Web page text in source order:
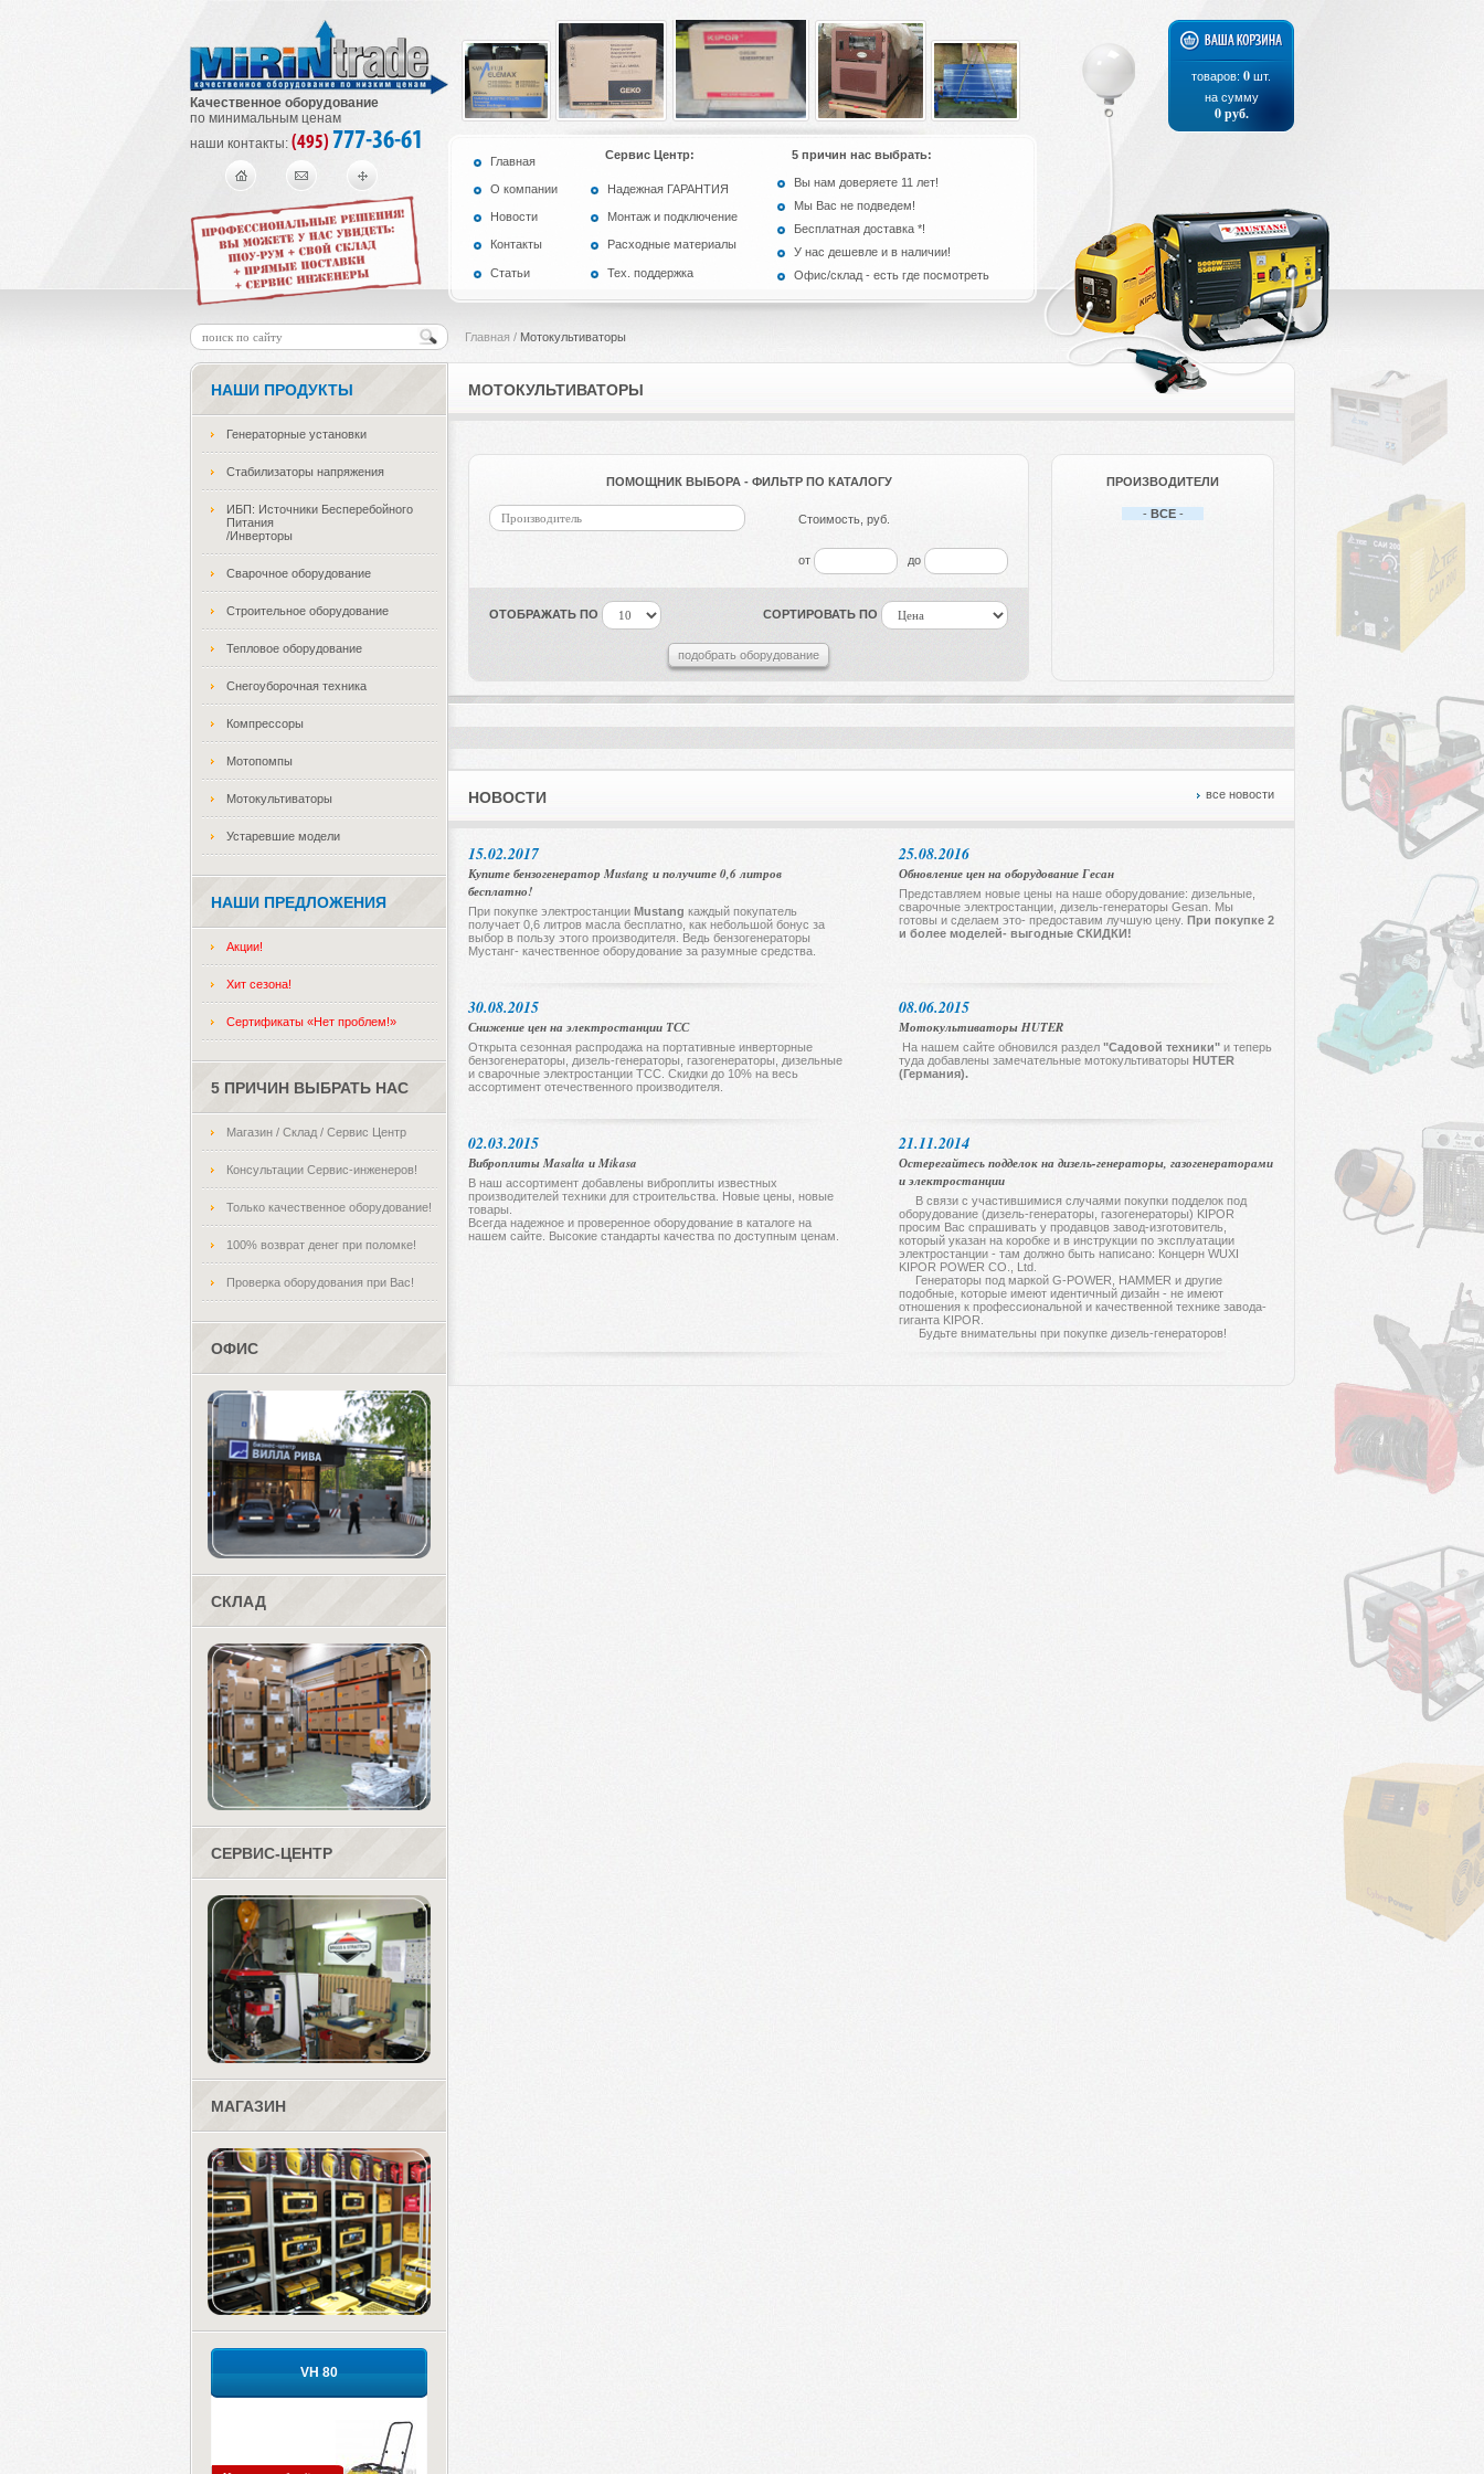
Качественное оборудование
по минимальным ценам
наши контакты: (495) 777-36-61
Главная
О компании
Новости
Контакты
Статьи
Сервис Центр:
Надежная ГАРАНТИЯ
Монтаж и подключение
Расходные материалы
Тех. поддержка
5 причин нас выбрать:
Вы нам доверяете 11 лет!
Мы Вас не подведем!
Бесплатная доставка *!
У нас дешевле и в наличии!
Офис/склад - есть где посмотреть
товаров: 0 шт.
на сумму
0руб.
Главная / Мотокультиваторы
НАШИ ПРОДУКТЫ
Генераторные установки
Стабилизаторы напряжения
ИБП: Источники Бесперебойного
Питания
/Инверторы
Сварочное оборудование
Строительное оборудование
Тепловое оборудование
Снегоуборочная техника
Компрессоры
Мотопомпы
Мотокультиваторы
Устаревшие модели
НАШИ ПРЕДЛОЖЕНИЯ
Акции!
Хит сезона!
Сертификаты «Нет проблем!»
5 ПРИЧИН ВЫБРАТЬ НАС
Магазин / Склад / Сервис Центр
Консультации Сервис-инженеров!
Только качественное оборудование!
100% возврат денег при поломке!
Проверка оборудования при Вас!
ОФИС
СКЛАД
СЕРВИС-ЦЕНТР
МАГАЗИН
VH 80
МОТОКУЛЬТИВАТОРЫ
ПОМОЩНИК ВЫБОРА - ФИЛЬТР ПО КАТАЛОГУ
Производитель Стоимость, руб.
от до
ОТОБРАЖАТЬ ПО СОРТИРОВАТЬ ПО
ПРОИЗВОДИТЕЛИ
- ВСЕ-
НОВОСТИ все новости
15.02.2017
Купите бензогенератор Mustang и получите 0,6 литров
бесплатно!
При покупке электростанции Mustang каждый покупатель
получает 0,6 литров масла бесплатно, как небольшой бонус за
выбор в пользу этого производителя. Ведь бензогенераторы
Мустанг- качественное оборудование за разумные средства.
25.08.2016
Обновление цен на оборудование Гесан
Представляем новые цены на наше оборудование: дизельные,
сварочные электростанции, дизель-генераторы Gesan. Мы
готовы и сделаем это- предоставим лучшую цену. При покупке 2
и более моделей- выгодные СКИДКИ!
30.08.2015
Снижение цен на электростанции ТСС
Открыта сезонная распродажа на портативные инверторные
бензогенераторы, дизель-генераторы, газогенераторы, дизельные
и сварочные электростанции ТСС. Скидки до 10% на весь
ассортимент отечественного производителя.
08.06.2015
Мотокультиваторы HUTER
На нашем сайте обновился раздел "Садовой техники" и теперь
туда добавлены замечательные мотокультиваторы HUTER
(Германия).
02.03.2015
Виброплиты Masalta и Mikasa
В наш ассортимент добавлены виброплиты известных
производителей техники для строительства. Новые цены, новые
товары.
Всегда надежное и проверенное оборудование в каталоге на
нашем сайте. Высокие стандарты качества по доступным ценам.
21.11.2014
Остерегайтесь подделок на дизель-генераторы, газогенераторами
и электростанции
В связи с участившимися случаями покупки подделок под
оборудование (дизель-генераторы, газогенераторы) KIPOR
просим Вас спрашивать у продавцов завод-изготовитель,
который указан на коробке и в инструкции по эксплуатации
электростанции - там должно быть написано: Концерн WUXI
KIPOR POWER CO., Ltd.
Генераторы под маркой G-POWER, HAMMER и другие
подобные, которые имеют идентичный дизайн - не имеют
отношения к профессиональной и качественной технике завода-
гиганта KIPOR.
Будьте внимательны при покупке дизель-генераторов!